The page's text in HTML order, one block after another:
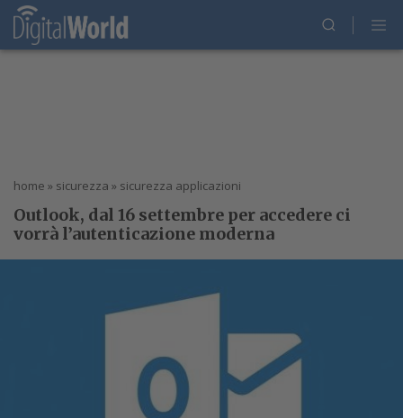
home » sicurezza » sicurezza applicazioni
Outlook, dal 16 settembre per accedere ci
vorrà l’autenticazione moderna